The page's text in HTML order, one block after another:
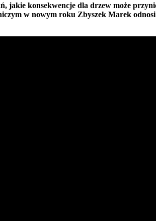
jakie konsekwencje dla drzew może
w nowym roku Zbyszek Marek